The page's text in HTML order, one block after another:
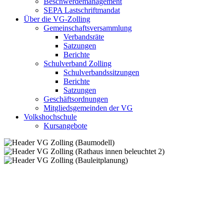
SEPA Lastschriftmandat
Über die VG-Zolling
Gemeinschaftsversammlung
Verbandsräte
Satzungen
Berichte
Schulverband Zolling
Schulverbandssitzungen
Berichte
Satzungen
Geschäftsordnungen
Mitgliedsgemeinden der VG
Volkshochschule
Kursangebote